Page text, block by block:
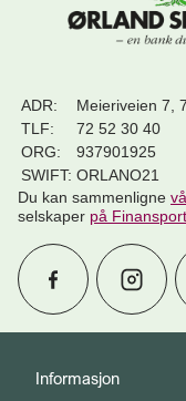
Informasjon
ADR:
Meieriveien 7,
TLF:
72 52 30 40
ORG:
937901925
SWIFT: ORLANO21
Du kan sammenligne
selskaper på